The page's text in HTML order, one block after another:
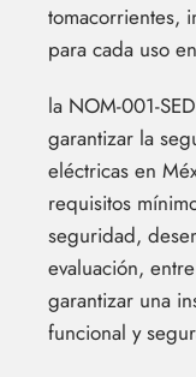
tomacorrientes,
para cada uso
la NOM-001-
garantizar la
eléctricas en
requisitos
seguridad,
evaluación,
garantizar una
funcional y